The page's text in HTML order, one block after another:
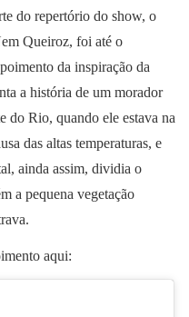
do repertório do show, o
Queiroz, foi até o
da inspiração da
a história de um morador
do Rio, quando ele estava na
das altas temperaturas, e
ainda assim, dividia o
a pequena vegetação
aqui: